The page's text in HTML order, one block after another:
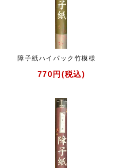
障子紙ハイパック竹模様
770円(税込)